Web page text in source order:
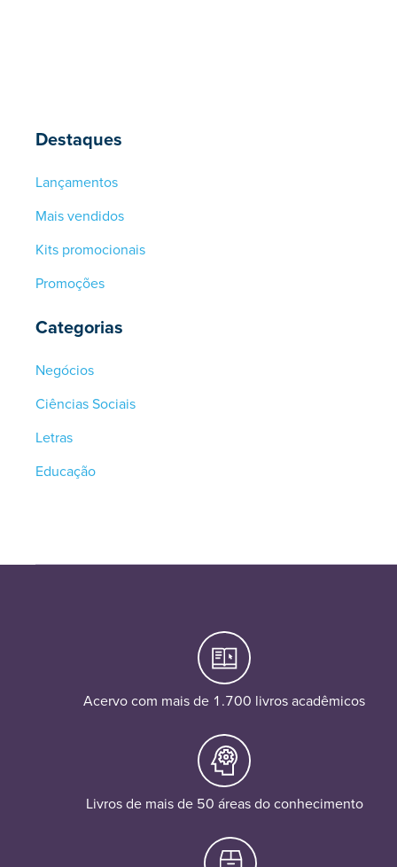
Destaques
Lançamentos
Mais vendidos
Kits promocionais
Promoções
Categorias
Negócios
Ciências Sociais
Letras
Educação
Acervo com mais de 1.700 livros acadêmicos
Livros de mais de 50 áreas do conhecimento